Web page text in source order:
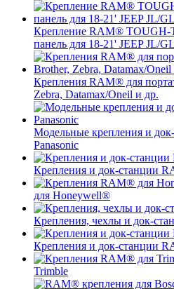
Крепление RAM®
панель для 18-21' JEEP JL/
Крепления RAM® для
Zebra, Datamax/Oneil и др.
Модельные крепления и
Panasonic
Крепления и док-станции
для Honeywell®
Крепления, чехлы и док-
Крепления и док-станции
Trimble